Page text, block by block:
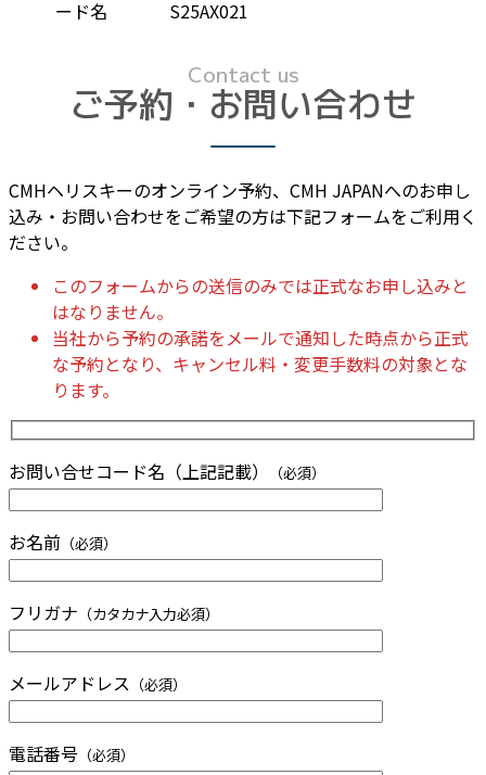
ード名 S25AX021
Contact us
ご予約・お問い合わせ
CMHヘリスキーのオンライン予約、CMH JAPANへのお申し
込み・お問い合わせをご希望の方は下記フォームをご利用く
ださい。
このフォームからの送信のみでは正式なお申し込みと
はなりません。
当社から予約の承諾をメールで通知した時点から正式
な予約となり、キャンセル料・変更手数料の対象とな
ります。
お問い合せコード名（上記記載） （必須）
お名前 （必須）
フリガナ （カタカナ入力必須）
メールアドレス （必須）
電話番号 （必須）